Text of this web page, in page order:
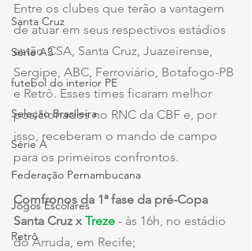
Santa Cruz
Série A3
futebol do interior PE
Seleção Brasileira
Série A
Federação Pernambucana
Jogos Escolares
Retrô
Entre os clubes que terão a vantagem
de atuar em seus respectivos estádios
estão CSA, Santa Cruz, Juazeirense,
Sergipe, ABC, Ferroviário, Botafogo-PB
e Retrô. Esses times ficaram melhor
posicionados no RNC da CBF e, por
isso, receberam o mando de campo
para os primeiros confrontos.
Comfronos da 1ª fase da pré-Copa
Santa Cruz x Treze - às 16h, no estádio
do Arruda, em Recife;